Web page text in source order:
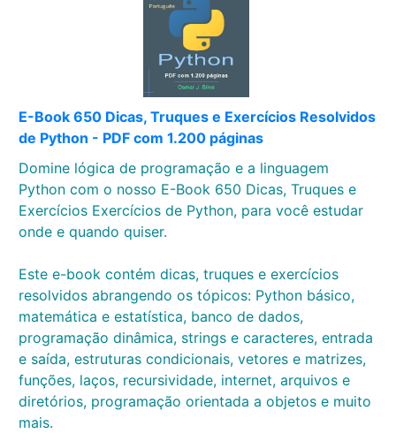
E-Book 650 Dicas, Truques e Exercícios Resolvidos
de Python - PDF com 1.200 páginas
Domine lógica de programação e a linguagem
Python com o nosso E-Book 650 Dicas, Truques e
Exercícios Exercícios de Python, para você estudar
onde e quando quiser.
Este e-book contém dicas, truques e exercícios
resolvidos abrangendo os tópicos: Python básico,
matemática e estatística, banco de dados,
programação dinâmica, strings e caracteres, entrada
e saída, estruturas condicionais, vetores e matrizes,
funções, laços, recursividade, internet, arquivos e
diretórios, programação orientada a objetos e muito
mais.